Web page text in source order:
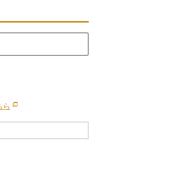
ら 別のウィンドウで開きます。